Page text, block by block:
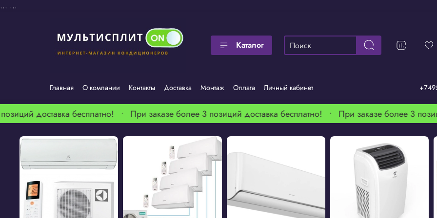
... ...
Каталог
Главная О компании Контакты Доставка Монтаж Оплата Личный кабинет
доставка бесплатно! •При заказе более 3 позиций доставка бесплатно! •При заказе более 3